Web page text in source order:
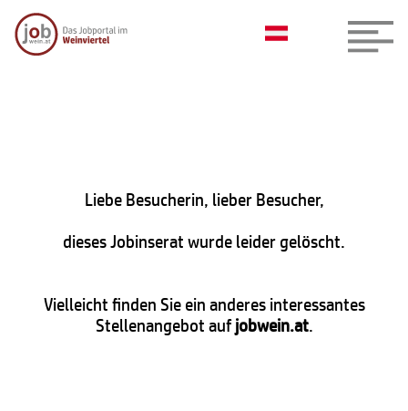
Liebe Besucherin, lieber Besucher,
dieses Jobinserat wurde leider gelöscht.
Vielleicht finden Sie ein anderes interessantes
Stellenangebot aufjobwein.at.